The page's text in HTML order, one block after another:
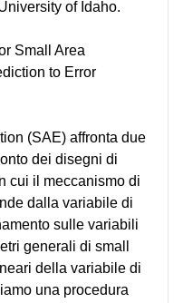
of Idaho.
Small Area
to Error
(SAE) affronta due
dei disegni di
cui il meccanismo di
dalla variabile di
sulle variabili
generali di small
della variabile di
una procedura